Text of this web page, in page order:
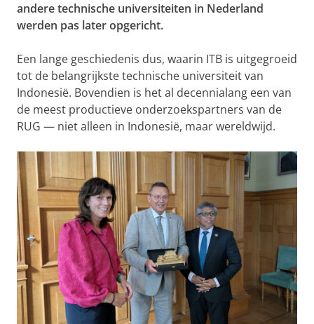
andere technische universiteiten in Nederland
werden pas later opgericht.
Een lange geschiedenis dus, waarin ITB is uitgegroeid
tot de belangrijkste technische universiteit van
Indonesië. Bovendien is het al decennialang een van
de meest productieve onderzoeks­partners van de
RUG — niet alleen in Indonesië, maar wereldwijd.